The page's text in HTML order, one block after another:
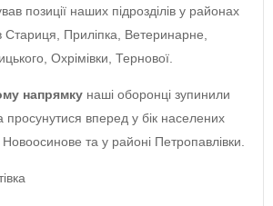
позиції наших підрозділів у районах
Стариця, Приліпка, Ветеринарне,
Охрімівки, Тернової.
напрямкунаші оборонці зупинили
просунутися вперед у бік населених
Новоосинове та у районі Петропавлівки.